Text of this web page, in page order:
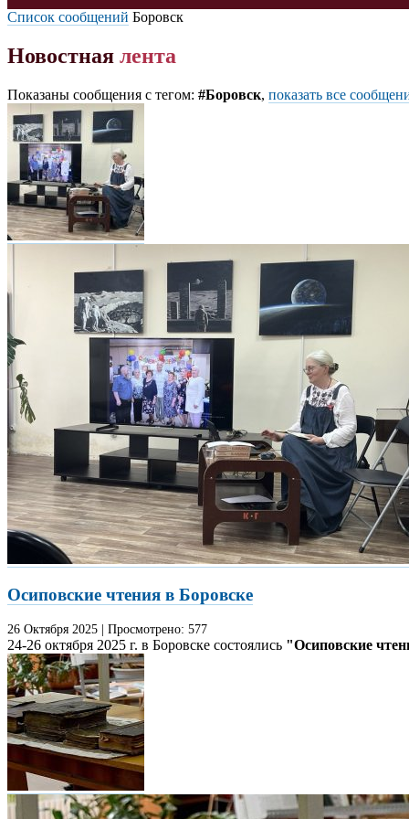
Список сообщений Боровск
Новостная лента
Показаны сообщения с тегом: #Боровск, показать все
Осиповские чтения в Боровске
26 Октября 2025 | Просмотрено: 577
24-26 октября 2025 г. в Боровске состоялись "Осиповские